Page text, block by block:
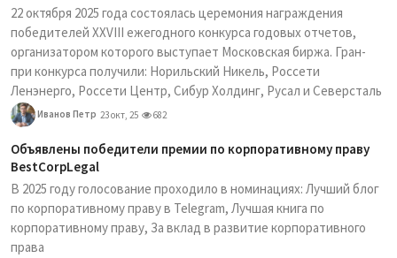
22 октября 2025 года состоялась церемония награждения
победителей XXVIII ежегодного конкурса годовых отчетов,
организатором которого выступает Московская биржа. Гран-
при конкурса получили: Норильский Никель, Россети
Ленэнерго, Россети Центр, Сибур Холдинг, Русал и Северсталь
Иванов Петр 23 окт, 25 682
Объявлены победители премии по корпоративному праву
BestCorpLegal
В 2025 году голосование проходило в номинациях: Лучший блог
по корпоративному праву в Telegram, Лучшая книга по
корпоративному праву, За вклад в развитие корпоративного
права